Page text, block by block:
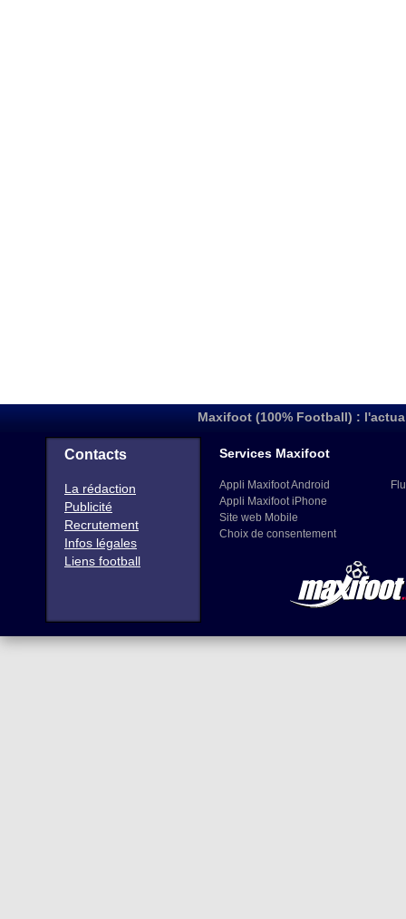
Maxifoot (100% Football) :
Contacts
La rédaction
Publicité
Recrutement
Infos légales
Liens football
Services Maxifoot
Appli Maxifoot Android
Appli Maxifoot iPhone
Site web Mobile
Choix de consentement